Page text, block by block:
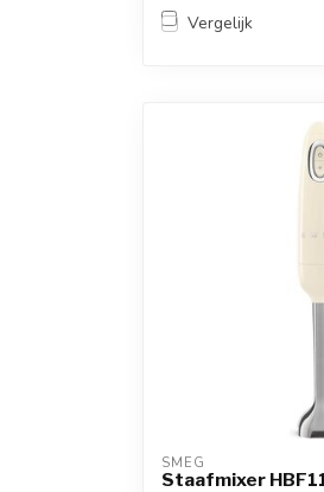
Vergelijk
SMEG
Staafmixer